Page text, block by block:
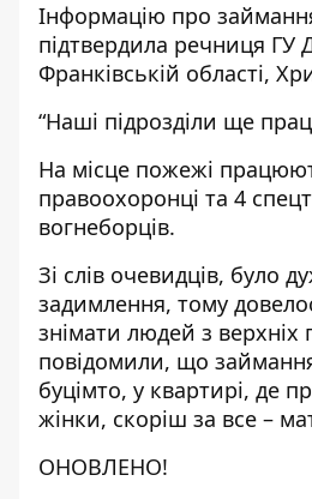
Інформацію про
підтвердила речниця ГУ
Франківській області,
“Наші підрозділи ще
На місце пожежі
правоохоронці та 4
вогнеборців.
Зі слів очевидців, було
задимлення, тому
знімати людей з верхніх
повідомили, що
буцімто, у квартирі, де
жінки, скоріш за все –
ОНОВЛЕНО!